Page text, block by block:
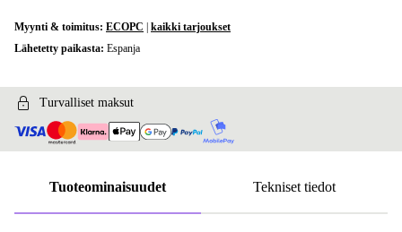
Myynti & toimitus: ECOPC
kaikki tarjoukset
Lähetetty paikasta: Espanja
Turvalliset maksut
Tuoteominaisuudet Tekniset tiedot